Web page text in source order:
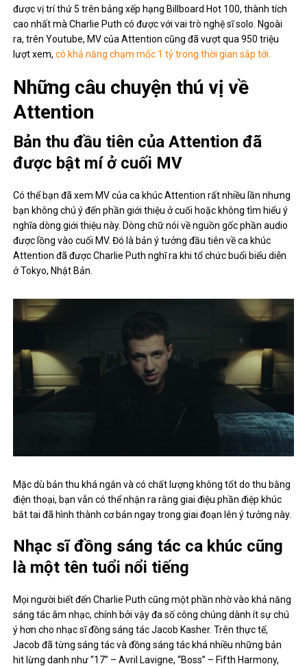
được vị trí thứ 5 trên bảng xếp hạng Billboard Hot 100, thành tích
cao nhất mà Charlie Puth có được với vai trò nghệ sĩ solo. Ngoài
ra, trên Youtube, MV của Attention cũng đã vượt qua 950 triệu
lượt xem,có khả năng chạm mốc 1 tỷ trong thời gian sắp tới.
Những câu chuyện thú vị về
Attention
Bản thu đầu tiên của Attention đã
được bật mí ở cuối MV
Có thể bạn đã xem MV của ca khúc Attention rất nhiều lần nhưng
bạn không chú ý đến phần giới thiệu ở cuối hoặc không tìm hiểu ý
nghĩa dòng giới thiệu này. Dòng chữ nói về nguồn gốc phần audio
được lồng vào cuối MV. Đó là bản ý tưởng đầu tiên về ca khúc
Attention đã được Charlie Puth nghĩ ra khi tổ chức buổi biểu diễn
ở Tokyo, Nhật Bản.
Mặc dù bản thu khá ngắn và có chất lượng không tốt do thu bằng
điện thoại, bạn vẫn có thể nhận ra rằng giai điệu phần điệp khúc
bắt tai đã hình thành cơ bản ngay trong giai đoạn lên ý tưởng này.
Nhạc sĩ đồng sáng tác ca khúc cũng
là một tên tuổi nổi tiếng
Mọi người biết đến Charlie Puth cũng một phần nhờ vào khả năng
sáng tác âm nhạc, chính bởi vậy đa số công chúng dành ít sự chú
ý hơn cho nhạc sĩ đồng sáng tác Jacob Kasher. Trên thực tế,
Jacob đã từng sáng tác và đồng sáng tác khá nhiều những bản
hit lừng danh như “17” – Avril Lavigne, “Boss” – Fifth Harmony,